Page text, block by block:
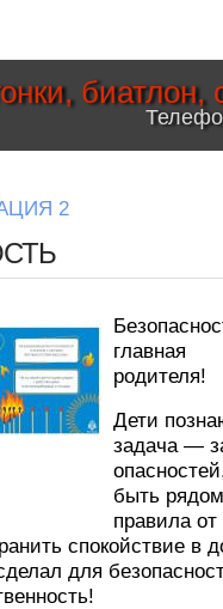
2
главная
родителя!
Дети
задача —
быть
правила
спокойствие в
для